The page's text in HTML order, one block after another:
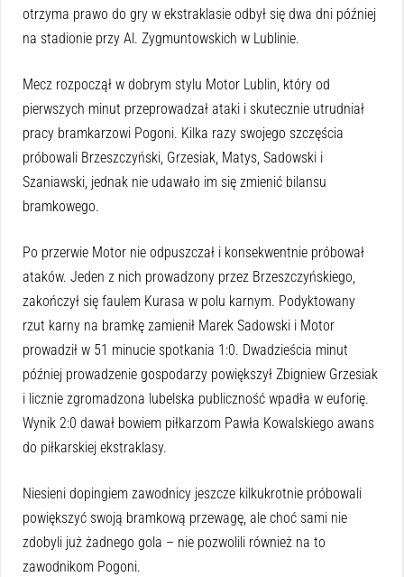
otrzyma prawo do gry w ekstraklasie odbył się dwa dni później
na stadionie przy Al. Zygmuntowskich w Lublinie.
Mecz rozpoczął w dobrym stylu Motor Lublin, który od
pierwszych minut przeprowadzał ataki i skutecznie utrudniał
pracy bramkarzowi Pogoni. Kilka razy swojego szczęścia
próbowali Brzeszczyński, Grzesiak, Matys, Sadowski i
Szaniawski, jednak nie udawało im się zmienić bilansu
bramkowego.
Po przerwie Motor nie odpuszczał i konsekwentnie próbował
ataków. Jeden z nich prowadzony przez Brzeszczyńskiego,
zakończył się faulem Kurasa w polu karnym. Podyktowany
rzut karny na bramkę zamienił Marek Sadowski i Motor
prowadził w 51 minucie spotkania 1:0. Dwadzieścia minut
później prowadzenie gospodarzy powiększył Zbigniew Grzesiak
i licznie zgromadzona lubelska publiczność wpadła w euforię.
Wynik 2:0 dawał bowiem piłkarzom Pawła Kowalskiego awans
do piłkarskiej ekstraklasy.
Niesieni dopingiem zawodnicy jeszcze kilkukrotnie próbowali
powiększyć swoją bramkową przewagę, ale choć sami nie
zdobyli już żadnego gola – nie pozwolili również na to
zawodnikom Pogoni.